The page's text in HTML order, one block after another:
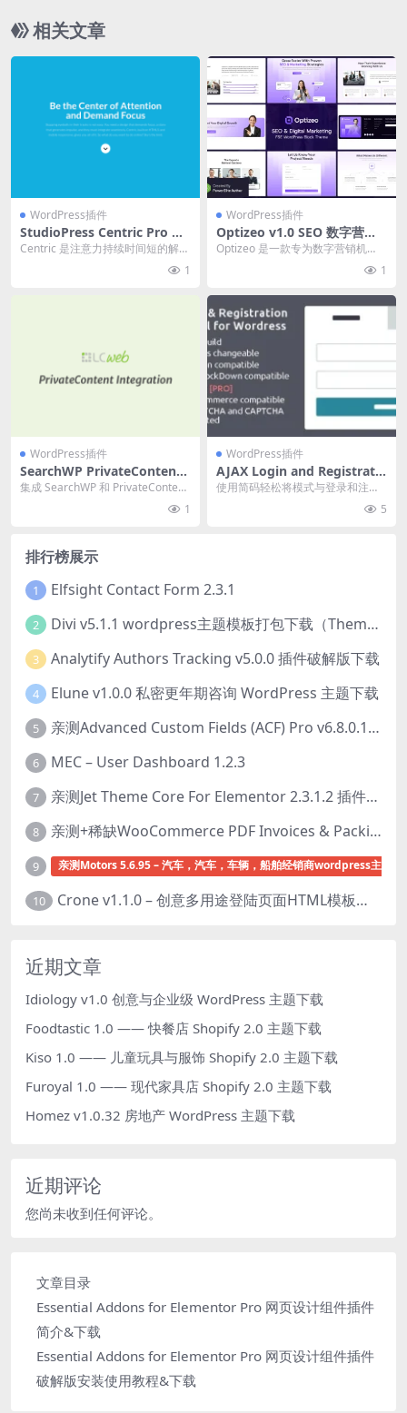
相关文章
WordPress插件
StudioPress Centric Pro W
ordPress Theme 1.1.2
Centric 是注意力持续时间短的解毒
1
WordPress插件
Optizeo v1.0 SEO 数字营销
WordPress 区块主题下载
Optizeo 是一款专为数字营销机
1
WordPress插件
SearchWP PrivateContent I
ntegration Add-On 1.3.0
集成 SearchWP 和 PrivateContent
1
WordPress插件
AJAX Login and Registratio
n modal popup PRO v2.0.9
使用简码轻松将模式与登录和注册
5
排行榜展示
1 Elfsight Contact Form 2.3.1
2 Divi v5.1.1 wordpress主题模板打包下载（Theme + Builder+ Extra Theme + Templates + Layouts + PSD）
3 Analytify Authors Tracking v5.0.0 插件破解版下载
4 Elune v1.0.0 私密更年期咨询 WordPress 主题下载
5 亲测Advanced Custom Fields (ACF) Pro v6.8.0.1 + Advanced Custom Fields: Extended PRO v0.9.2.3 | 网站开发自定义字段插件下载
6 MEC – User Dashboard 1.2.3
7 亲测Jet Theme Core For Elementor 2.3.1.2 插件下载
8 亲测+稀缺WooCommerce PDF Invoices & Packing Slips Professional v2.20.0 + Templates v2.25.1 [by WpOverNight] WooCommerce PDF 发票和装箱单插件下载
9 亲测Motors 5.6.95 – 汽车，汽车，车辆，船舶经销商wordpress主题下
10 Crone v1.1.0 – 创意多用途登陆页面HTML模板下载
近期文章
Idiology v1.0 创意与企业级 WordPress 主题下载
Foodtastic 1.0 —— 快餐店 Shopify 2.0 主题下载
Kiso 1.0 —— 儿童玩具与服饰 Shopify 2.0 主题下载
Furoyal 1.0 —— 现代家具店 Shopify 2.0 主题下载
Homez v1.0.32 房地产 WordPress 主题下载
近期评论
您尚未收到任何评论。
文章目录
Essential Addons for Elementor Pro 网页设计组件插件
简介&下载
Essential Addons for Elementor Pro 网页设计组件插件
破解版安装使用教程&下载